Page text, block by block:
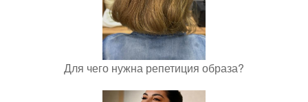
Для чего нужна репетиция образа?